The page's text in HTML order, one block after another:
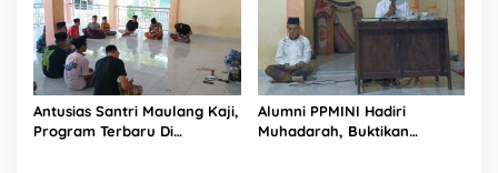
Antusias Santri Maulang Kaji,
Program Terbaru Di
Alumni PPMINI Hadiri
Muhadarah, Buktikan